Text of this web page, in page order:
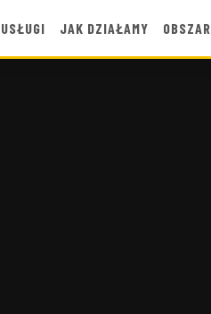
USŁUGI JAK DZIAŁAMY OBSZAR